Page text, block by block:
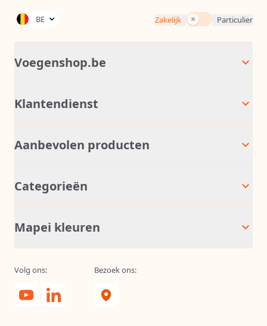
BE Zakelijk Incl. BTWParticulier
Voegenshop.be
Klantendienst
Aanbevolen producten
Categorieën
Mapei kleuren
Volg ons: Bezoek ons: